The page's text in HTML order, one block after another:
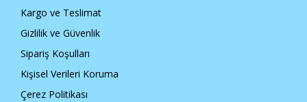
/ elitkitap
/ elitkitap
/ elitkitap
/ elitkitap
Kargo ve Teslimat
Gizlilik ve Güvenlik
Sipariş Koşulları
Kişisel Verileri Koruma
Çerez Politikası